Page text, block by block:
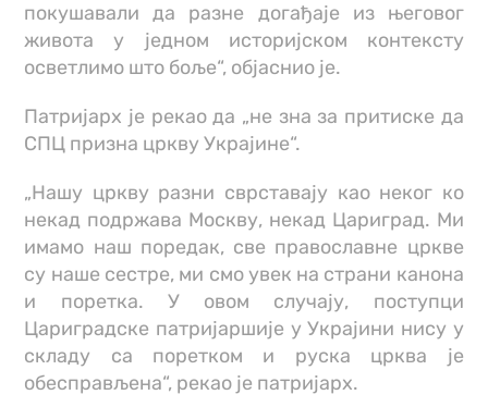
покушавали да разне догађаје из његовог
живота у једном историјском контексту
осветлимо што боље“, објаснио је.
Патријарх је рекао да „не зна за притиске да
СПЦ призна цркву Украјине“.
„Нашу цркву разни сврставају као неког ко
некад подржава Москву, некад Цариград. Ми
имамо наш поредак, све православне цркве
су наше сестре, ми смо увек на страни канона
и поретка. У овом случају, поступци
Цариградске патријаршије у Украјини нису у
складу са поретком и руска црква је
обесправљена“, рекао је патријарх.